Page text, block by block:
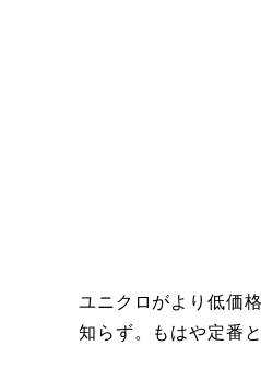
ユニクロがより低価
知らず。もはや定番